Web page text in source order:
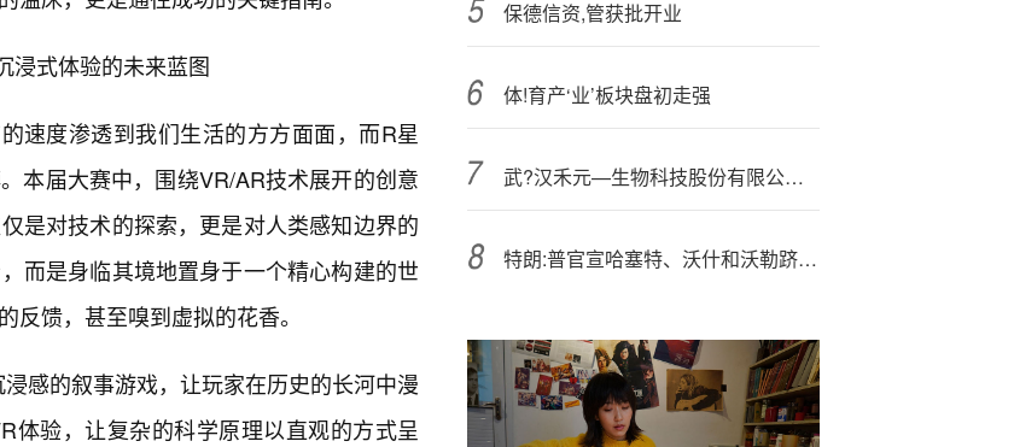
浸式体验的未来蓝图
速度渗透到我们生活的方方面面，而R星
本届大赛中，围绕VR/AR技术展开的创意
是对技术的探索，更是对人类感知边界的
而是身临其境地置身于一个精心构建的世
馈，甚至嗅到虚拟的花香。
感的叙事游戏，让玩家在历史的长河中漫
体验，让复杂的科学原理以直观的方式呈
保德信资,管获批开业
体!育产‘业’板块盘初走强
武?汉禾元—生物科技股份有限公司董事会秘书李雪女士致结束词
特朗:普官宣哈塞特、沃什和沃勒跻身美联储主席决赛圈